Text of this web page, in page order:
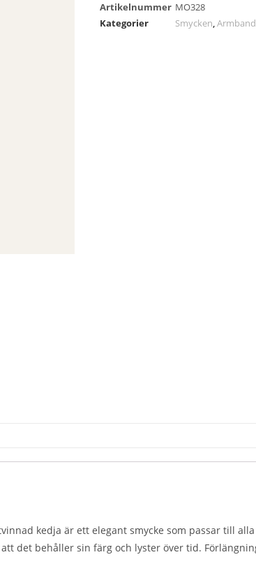
Artikelnummer MO328
Kategorier
Smycken,Armband
kedja är ett elegant smycke som passar till
det behåller sin färg och lyster över tid.